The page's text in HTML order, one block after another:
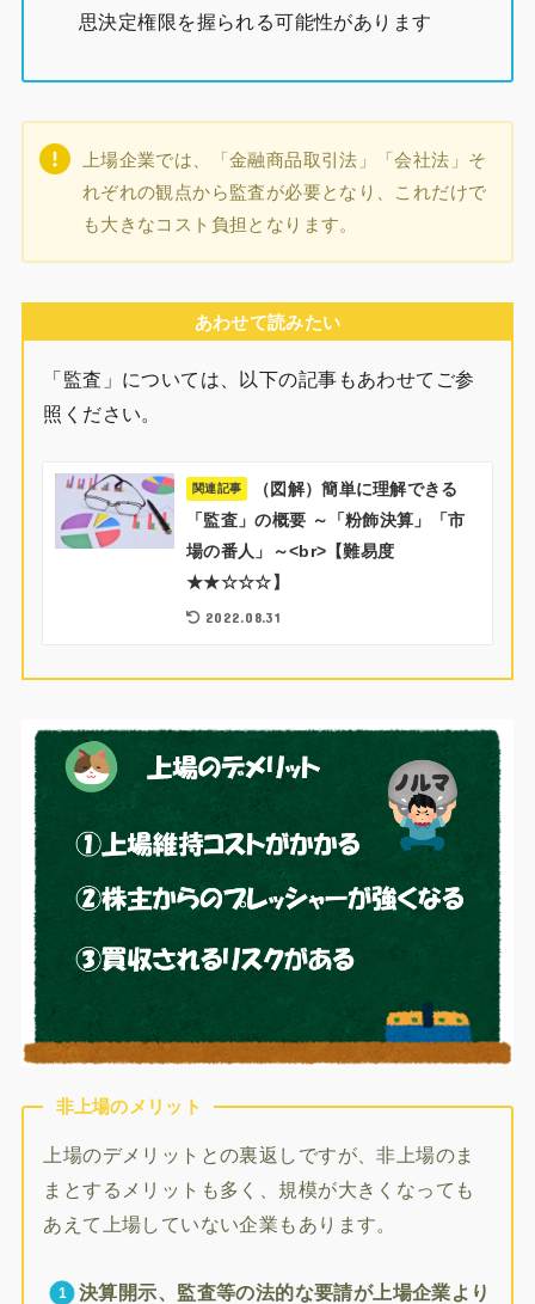
思決定権限を握られる可能性があります
上場企業では、「金融商品取引法」「会社法」そ
れぞれの観点から監査が必要となり、これだけで
も大きなコスト負担となります。
あわせて読みたい
「監査」については、以下の記事もあわせてご参
照ください。
関連記事
（図解）簡単に理解できる
「監査」の概要 ～「粉飾決算」「市
場の番人」～<br>【難易度
★★☆☆☆】
2022.08.31
非上場のメリット
上場のデメリットとの裏返しですが、非上場のま
まとするメリットも多く、規模が大きくなっても
あえて上場していない企業もあります。
決算開示、監査等の法的な要請が上場企業より